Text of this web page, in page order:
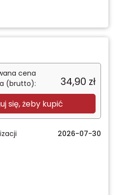
cena
(brutto):
34,90 zł
się, żeby kupić
2026-07-30